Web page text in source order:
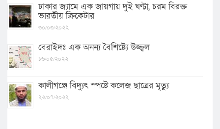
ঢাকার জ্যামে এক জায়গায় দুই ঘণ্টা, চরম বিরক্ত
ভারতীয় ক্রিকেটার
৩০/০৩/২০২২
বেরাইদঃ এক অনন্য বৈশিষ্ট্যে উজ্জ্বল
১৬/০৫/২০২২
কালীগঞ্জে বিদ্যুৎ স্পষ্টে কলেজ ছাত্রের মৃত্যু
২২/০৭/২০২২